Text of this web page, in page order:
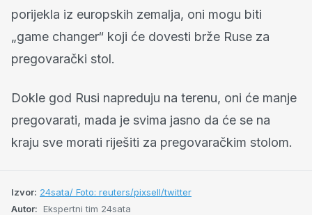
porijekla iz europskih zemalja, oni mogu biti
„game changer“ koji će dovesti brže Ruse za
pregovarački stol.
Dokle god Rusi napreduju na terenu, oni će manje
pregovarati, mada je svima jasno da će se na
kraju sve morati riješiti za pregovaračkim stolom.
Izvor: 24sata/ Foto: reuters/pixsell/twitter
Autor: Ekspertni tim 24sata